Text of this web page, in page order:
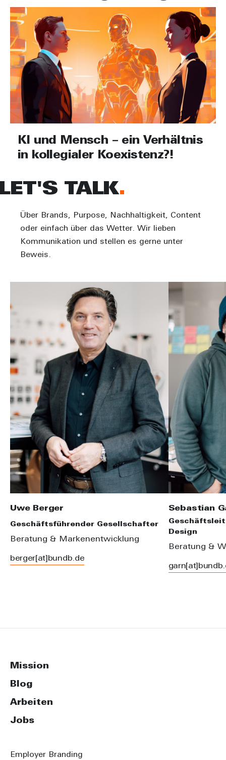
KI und Mensch – ein Verhältnis
in kollegialer Koexistenz?!
TALK
Über Brands, Purpose, Nachhaltigkeit, Content
oder einfach über das Wetter. Wir lieben
Kommunikation und stellen es gerne unter
Beweis.
Uwe Berger
Geschäftsführender Gesellschafter
Beratung & Markenentwicklung
berger[at]bundb.de
Sebastian
Design
Beratung &
Mission
Blog
Arbeiten
Jobs
Employer Branding